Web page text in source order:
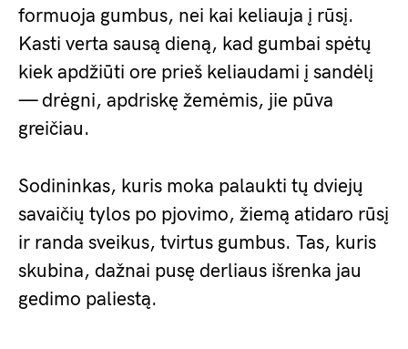
formuoja gumbus, nei kai keliauja į rūsį.
Kasti verta sausą dieną, kad gumbai spėtų
kiek apdžiūti ore prieš keliaudami į sandėlį
— drėgni, apdriskę žemėmis, jie pūva
greičiau.
Sodininkas, kuris moka palaukti tų dviejų
savaičių tylos po pjovimo, žiemą atidaro rūsį
ir randa sveikus, tvirtus gumbus. Tas, kuris
skubina, dažnai pusę derliaus išrenka jau
gedimo paliestą.